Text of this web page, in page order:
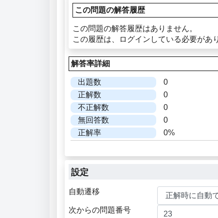
この問題の解答履歴
この問題の解答履歴はありません。
この履歴は、ログインしている必要があ
解答率詳細
出題数
0
正解数
0
不正解数
0
無回答数
0
正解率
0%
設定
自動遷移
次からの問題番号